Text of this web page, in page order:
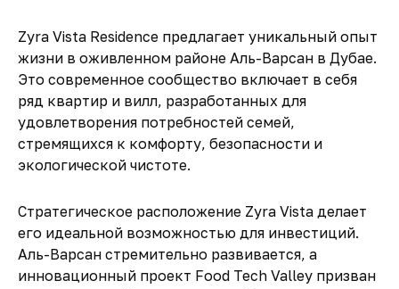
Zyra Vista Residence предлагает уникальный опыт
жизни в оживленном районе Аль-Варсан в Дубае.
Это современное сообщество включает в себя
ряд квартир и вилл, разработанных для
удовлетворения потребностей семей,
стремящихся к комфорту, безопасности и
экологической чистоте.
Стратегическое расположение Zyra Vista делает
его идеальной возможностью для инвестиций.
Аль-Варсан стремительно развивается, а
инновационный проект Food Tech Valley призван